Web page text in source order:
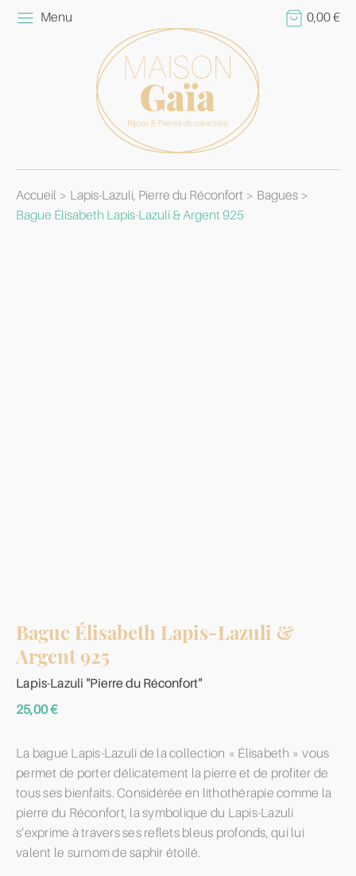
Menu 0,00€
Accueil Lapis-Lazuli, Pierre du Réconfort
Bagues
Bague Élisabeth Lapis-Lazuli & Argent 925
Bague Élisabeth Lapis-Lazuli &
Argent 925
Lapis-Lazuli "Pierre du Réconfort"
25,00€
La bague Lapis-Lazuli de la collection « Élisabeth » vous
permet de porter délicatement la pierre et de profiter de
tous ses bienfaits. Considérée en lithothérapie comme la
pierre du Réconfort, la symbolique du Lapis-Lazuli
s’exprime à travers ses reflets bleus profonds, qui lui
valent le surnom de saphir étoilé.